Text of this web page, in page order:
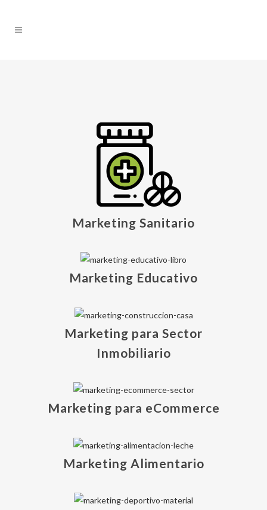
Marketing Sanitario
Marketing Educativo
Marketing para Sector
Inmobiliario
Marketing para eCommerce
Marketing Alimentario